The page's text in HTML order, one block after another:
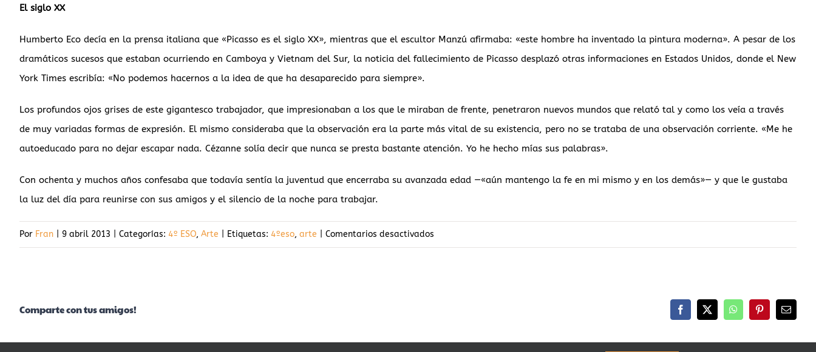
El siglo XX
Humberto Eco decía en la prensa italiana que «Picasso es el siglo XX», mientras que el escultor Manzú afirmaba: «este hombre ha inventado la pintura moderna». A pesar de los
dramáticos sucesos que estaban ocurriendo en Camboya y Vietnam del Sur, la noticia del fallecimiento de Picasso desplazó otras informaciones en Estados Unidos, donde el New
York Times escribía: «No podemos hacernos a la idea de que ha desaparecido para siempre».
Los profundos ojos grises de este gigantesco trabajador, que impresionaban a los que le miraban de frente, penetraron nuevos mundos que relató tal y como los veía a través
de muy variadas formas de expresión. El mismo consideraba que la observación era la parte más vital de su existencia, pero no se trataba de una observación corriente. «Me he
autoeducado para no dejar escapar nada. Cézanne solía decir que nunca se presta bastante atención. Yo he hecho mías sus palabras».
Con ochenta y muchos años confesaba que todavía sentía la juventud que encerraba su avanzada edad —«aún mantengo la fe en mi mismo y en los demás»— y que le gustaba
la luz del día para reunirse con sus amigos y el silencio de la noche para trabajar.
Por Fran 9 abril 2013 Categorías: 4º ESO, Arte Etiquetas: 4ºeso, arte Comentarios desactivados
Comparte con tus amigos! Facebook
X WhatsAppPinterestCorreo